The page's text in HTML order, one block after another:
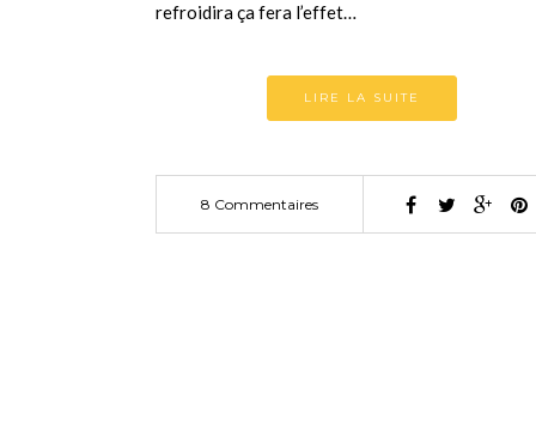
refroidira ça fera l’effet…
LIRE LA SUITE
8 Commentaires